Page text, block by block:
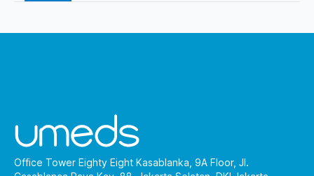
Office Tower Eighty Eight Kasablanka, 9A Floor, Jl.